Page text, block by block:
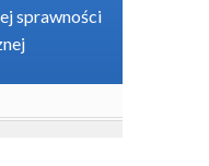
sprawności